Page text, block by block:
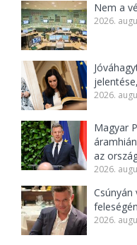
Nem a
2026.
2026.
Magyar
az
2026.
2026.